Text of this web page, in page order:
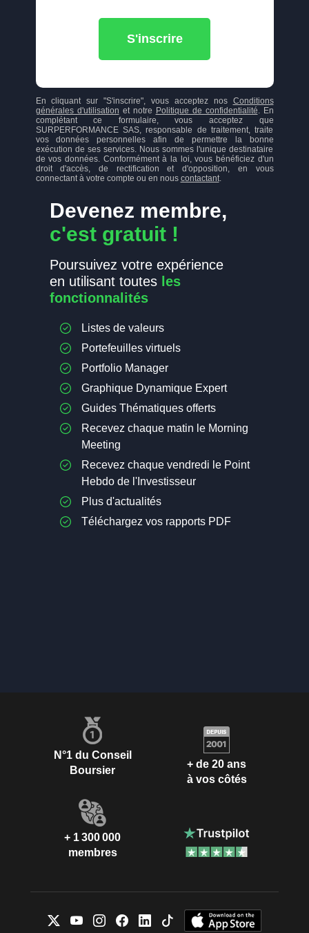
Devenez membre,
c'est gratuit !
Poursuivez votre expérience
en utilisant toutes les
fonctionnalités
Listes de valeurs
Portefeuilles virtuels
Portfolio Manager
Graphique Dynamique Expert
Guides Thématiques offerts
Recevez chaque matin le Morning
Meeting
Recevez chaque vendredi le Point
Hebdo de l'Investisseur
Plus d'actualités
Téléchargez vos rapports PDF
S'inscrire
En cliquant sur "S'inscrire", vous acceptez nos Conditions
générales d'utilisation et notre Politique de confidentialité. En
complétant ce formulaire, vous acceptez que
SURPERFORMANCE SAS, responsable de traitement, traite
vos données personnelles afin de permettre la bonne
exécution de ses services. Nous sommes l'unique destinataire
de vos données. Conformément à la loi, vous bénéficiez d'un
droit d'accès, de rectification et d'opposition, en vous
connectant à votre compte ou en nous contactant.
N°1 du Conseil
Boursier
+ de 20 ans
à vos côtés
+ 1 300 000
membres